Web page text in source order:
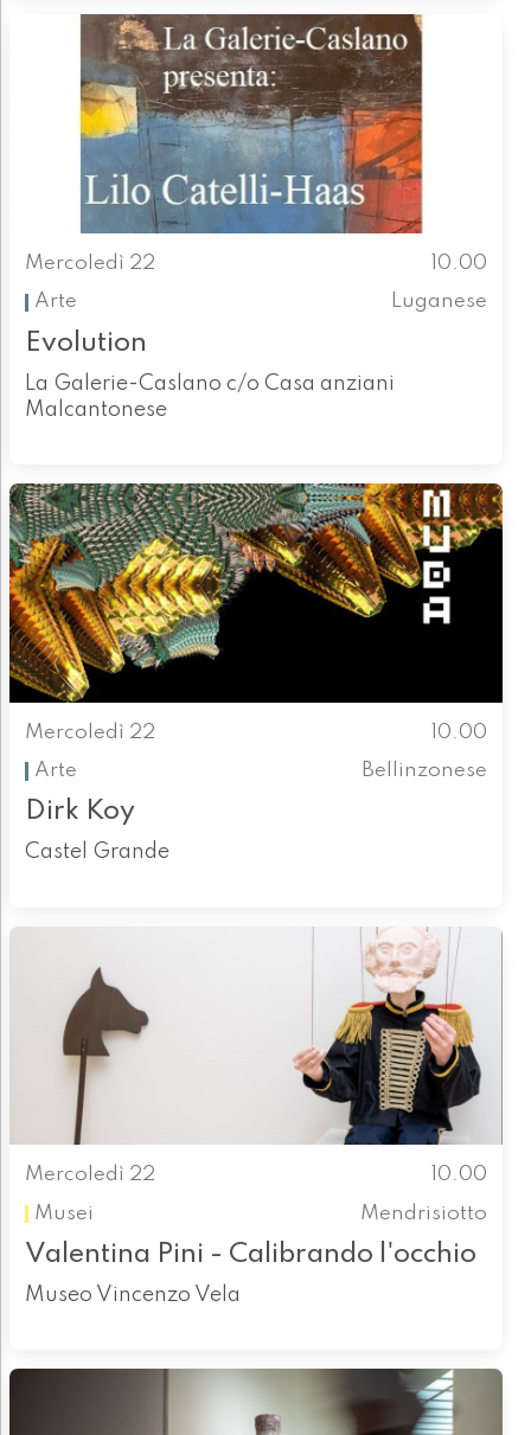
Mercoledì 22
10.00
Arte
Luganese
Evolution
La Galerie-Caslano c/o Casa anziani
Malcantonese
Mercoledì 22
10.00
Arte
Bellinzonese
Dirk Koy
Castel Grande
Mercoledì 22
10.00
Musei
Mendrisiotto
Valentina Pini - Calibrando l'occhio
Museo Vincenzo Vela